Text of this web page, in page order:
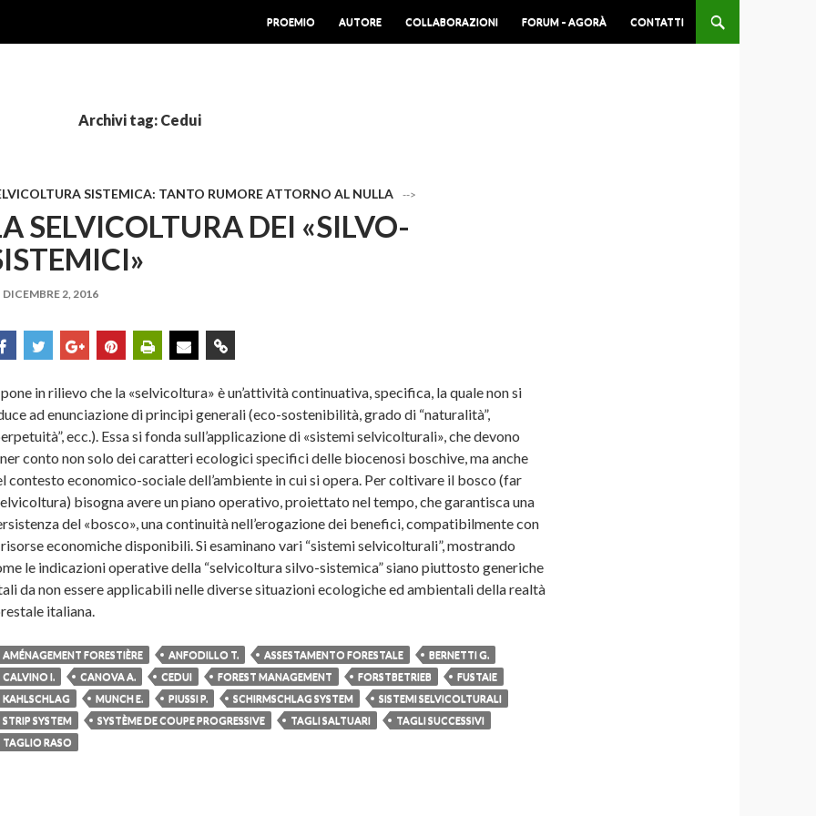
PROEMIO
AUTORE COLLABORAZIONI FORUM – AGORÀ CONTATTI
Archivi tag: Cedui
SISTEMICA: TANTO RUMORE ATTORNO AL NULLA -->
SELVICOLTURA DEI «SILVO-
DICEMBRE 2, 2016
pone in rilievo che la «selvicoltura» è un’attività continuativa, specifica, la quale non si
ad enunciazione di principi generali (eco-sostenibilità, grado di “naturalità”,
ecc.). Essa si fonda sull’applicazione di «sistemi selvicolturali», che devono
conto non solo dei caratteri ecologici specifici delle biocenosi boschive, ma anche
contesto economico-sociale dell’ambiente in cui si opera. Per coltivare il bosco (far
bisogna avere un piano operativo, proiettato nel tempo, che garantisca una
del «bosco», una continuità nell’erogazione dei benefici, compatibilmente con
economiche disponibili. Si esaminano vari “sistemi selvicolturali”, mostrando
le indicazioni operative della “selvicoltura silvo-sistemica” siano piuttosto generiche
da non essere applicabili nelle diverse situazioni ecologiche ed ambientali della realtà
italiana.
AMÉNAGEMENT FORESTIÈRE ANFODILLO T. ASSESTAMENTO FORESTALE
BERNETTI G.
CALVINO I.
CANOVA A. CEDUI FOREST MANAGEMENT FORSTBETRIEB
FUSTAIE
KAHLSCHLAG
MUNCH E. PIUSSI P. SCHIRMSCHLAG SYSTEM
SISTEMI SELVICOLTURALI
STRIP SYSTEM
SYSTÈME DE COUPE PROGRESSIVE TAGLI SALTUARI
TAGLI SUCCESSIVI
TAGLIO RASO